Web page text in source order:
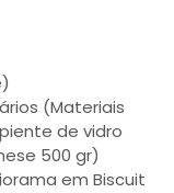
(Materiais
de vidro
500 gr)
em Biscuit